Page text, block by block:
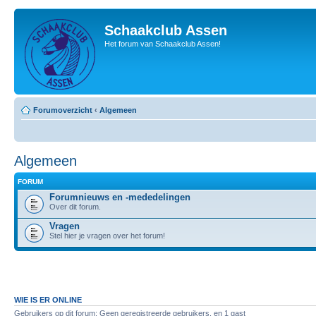
Schaakclub Assen
Het forum van Schaakclub Assen!
Forumoverzicht ‹ Algemeen
Algemeen
FORUM
Forumnieuws en -mededelingen
Over dit forum.
Vragen
Stel hier je vragen over het forum!
WIE IS ER ONLINE
Gebruikers op dit forum: Geen geregistreerde gebruikers. en 1 gast